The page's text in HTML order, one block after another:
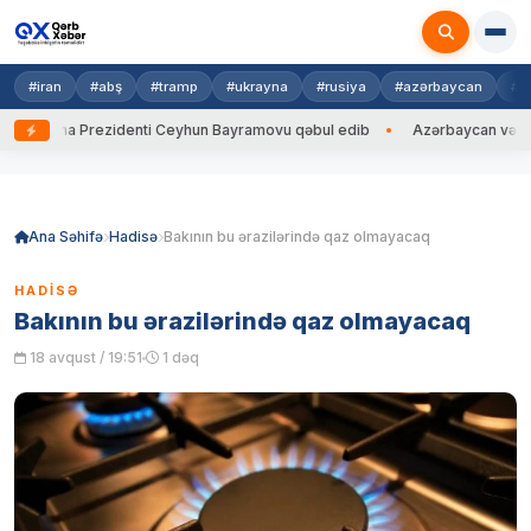
#iran #abş #tramp #ukrayna #rusiya #azərbaycan
Prezidenti Ceyhun Bayramovu qəbul edib Azərbaycan və
Ana Səhifə Hadisə Bakının bu ərazilərində qaz olmayacaq
HADISƏ
Bakının bu ərazilərində qaz olmayacaq
18 avqust / 19:51 1 dəq